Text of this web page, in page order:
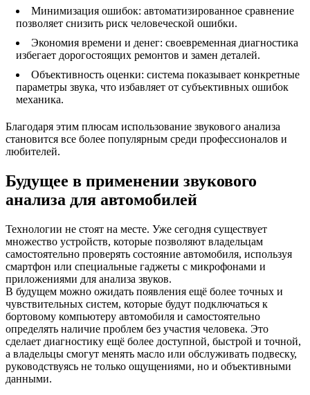
Минимизация ошибок: автоматизированное сравнение
позволяет снизить риск человеческой ошибки.
Экономия времени и денег: своевременная диагностика
избегает дорогостоящих ремонтов и замен деталей.
Объективность оценки: система показывает конкретные
параметры звука, что избавляет от субъективных ошибок
механика.
Благодаря этим плюсам использование звукового анализа
становится все более популярным среди профессионалов и
любителей.
Будущее в применении звукового
анализа для автомобилей
Технологии не стоят на месте. Уже сегодня существует
множество устройств, которые позволяют владельцам
самостоятельно проверять состояние автомобиля, используя
смартфон или специальные гаджеты с микрофонами и
приложениями для анализа звуков.
В будущем можно ожидать появления ещё более точных и
чувствительных систем, которые будут подключаться к
бортовому компьютеру автомобиля и самостоятельно
определять наличие проблем без участия человека. Это
сделает диагностику ещё более доступной, быстрой и точной,
а владельцы смогут менять масло или обслуживать подвеску,
руководствуясь не только ощущениями, но и объективными
данными.